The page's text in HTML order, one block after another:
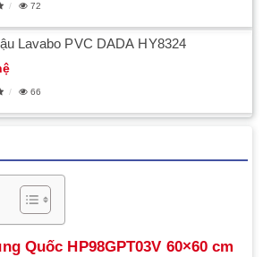
72
Lavabo PVC DADA HY8324
66
Quốc HP98GPT03V 60×60 cm